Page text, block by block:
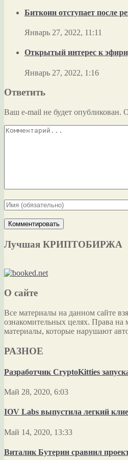
Биткоин отступает после
Январь 27, 2022, 11:11
Открытый интерес к
Январь 27, 2022, 1:16
Ответить
Ваш e-mail не будет опубликован.
Лучшая КРИПТОБИРЖА
О сайте
Все материалы на данном сайте
ознакомительных целях. Права на
материалы, которые нарушают
РАЗНОЕ
Разработчик CryptoKitties
Май 28, 2020, 6:03
IOV Labs выпустила легкий
Май 14, 2020, 13:33
Виталик Бутерин сравнил